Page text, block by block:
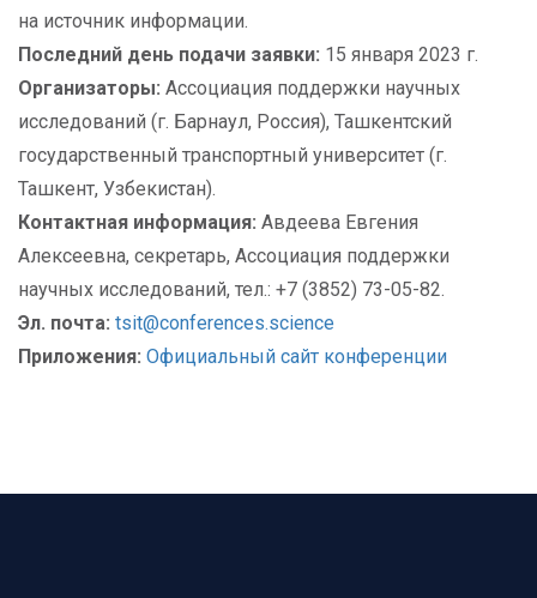
на источник информации.
Последний день подачи заявки: 15 января 2023 г.
Организаторы: Ассоциация поддержки научных
исследований (г. Барнаул, Россия), Ташкентский
государственный транспортный университет (г.
Ташкент, Узбекистан).
Контактная информация: Авдеева Евгения
Алексеевна, секретарь, Ассоциация поддержки
научных исследований, тел.: +7 (3852) 73-05-82.
Эл. почта: tsit@conferences.science
Приложения: Официальный сайт конференции